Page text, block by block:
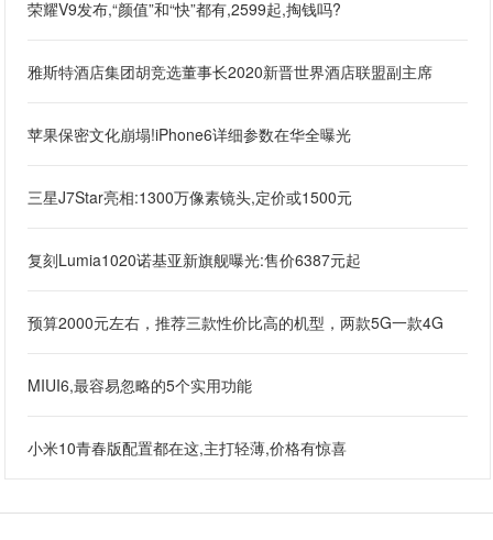
荣耀V9发布,“颜值”和“快”都有,2599起,掏钱吗?
雅斯特酒店集团胡竞选董事长2020新晋世界酒店联盟副主席
苹果保密文化崩塌!iPhone6详细参数在华全曝光
三星J7Star亮相:1300万像素镜头,定价或1500元
复刻Lumia1020诺基亚新旗舰曝光:售价6387元起
预算2000元左右，推荐三款性价比高的机型，两款5G一款4G
MIUI6,最容易忽略的5个实用功能
小米10青春版配置都在这,主打轻薄,价格有惊喜